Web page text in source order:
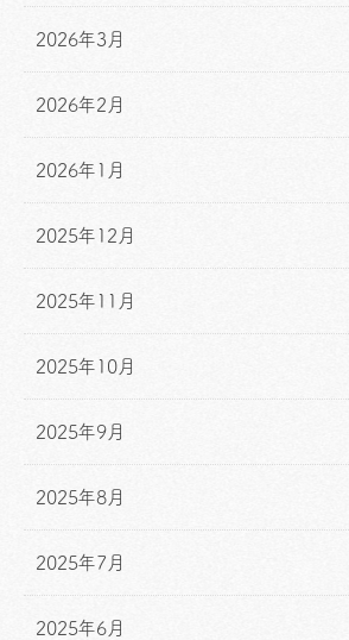
2026年3月
2026年2月
2026年1月
2025年12月
2025年11月
2025年10月
2025年9月
2025年8月
2025年7月
2025年6月